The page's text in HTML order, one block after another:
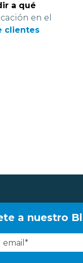
a qué
en el
clientes
a nuestro